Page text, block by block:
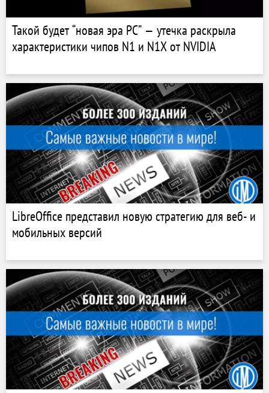
Такой будет “новая эра PC” — утечка раскрыла
характеристики чипов N1 и N1X от NVIDIA
LibreOffice представил новую стратегию для веб- и
мобильных версий